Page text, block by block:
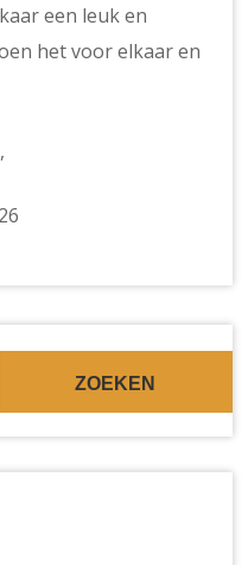
een leuk en
het voor elkaar en
ZOEKEN